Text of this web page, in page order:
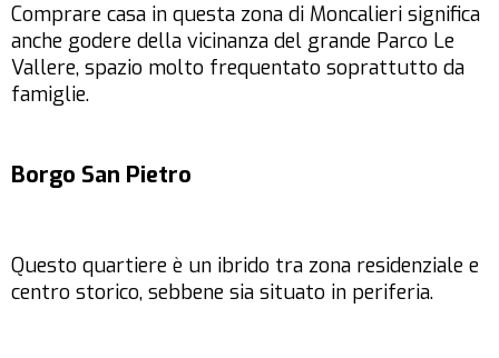
Comprare casa in questa zona di Moncalieri significa
anche godere della vicinanza del grande Parco Le
Vallere, spazio molto frequentato soprattutto da
famiglie.
Borgo San Pietro
Questo quartiere è un ibrido tra zona residenziale e
centro storico, sebbene sia situato in periferia.